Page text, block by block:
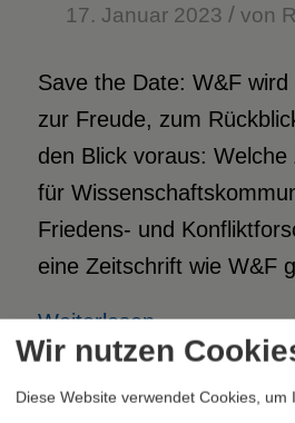
17. Januar 2023 / von
Save the Date: W&F wird
zur Freude, zum
den Blick voraus:
für
Friedens- und
eine Zeitschrift wie W&F
Weiterlesen
Wir nutzen
Diese Website verwendet Cookies, um